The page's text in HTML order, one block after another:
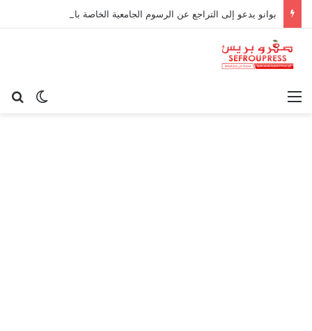
بوانو يدعو إلى التراجع عن الرسوم الجامعية الخاصة بالأجراء
الوضع القائمة